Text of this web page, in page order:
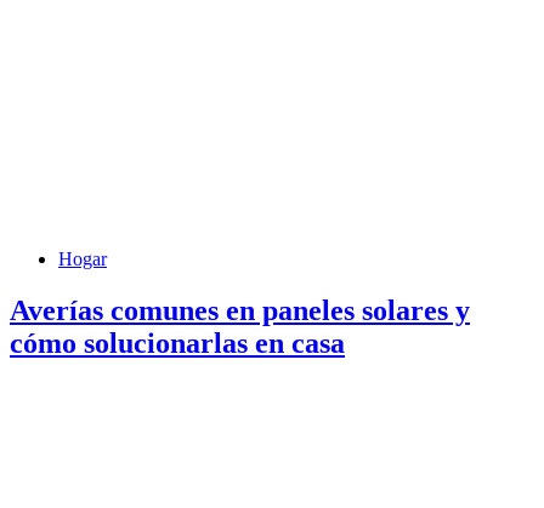
Hogar
Averías comunes en paneles solares y
cómo solucionarlas en casa